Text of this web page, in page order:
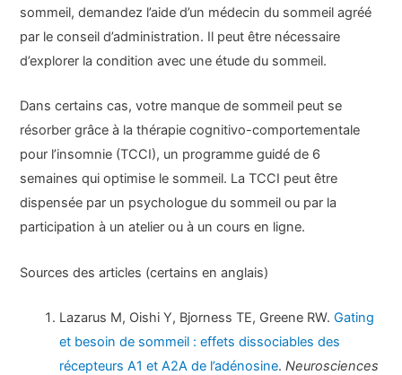
sommeil, demandez l’aide d’un médecin du sommeil agréé
par le conseil d’administration. Il peut être nécessaire
d’explorer la condition avec une étude du sommeil.
Dans certains cas, votre manque de sommeil peut se
résorber grâce à la thérapie cognitivo-comportementale
pour l’insomnie (TCCI), un programme guidé de 6
semaines qui optimise le sommeil. La TCCI peut être
dispensée par un psychologue du sommeil ou par la
participation à un atelier ou à un cours en ligne.
Sources des articles (certains en anglais)
Lazarus M, Oishi Y, Bjorness TE, Greene RW.Gating
et besoin de sommeil : effets dissociables des
récepteurs A1 et A2A de l’adénosine.Neurosciences